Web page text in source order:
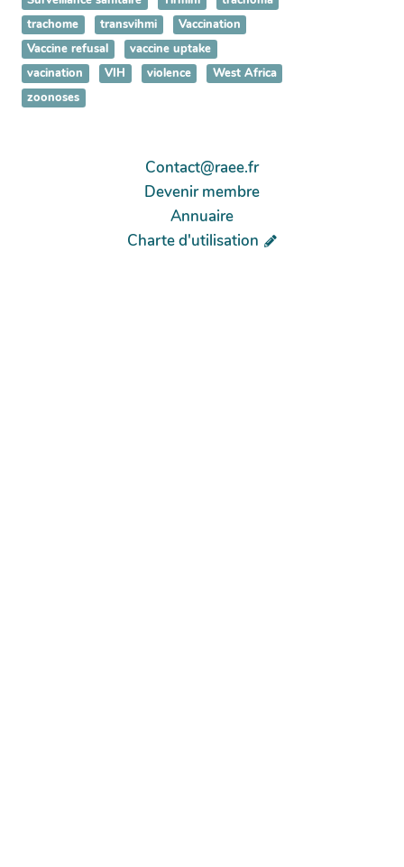
trachome
transvihmi
Vaccination
Vaccine refusal
vaccine uptake
vacination
VIH violence
West Africa
zoonoses
Contact@raee.fr
Devenir membre
Annuaire
Charte d'utilisation